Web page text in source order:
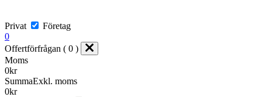
Privat
Företag
0
Offertförfrågan ( 0 )
Moms
0kr
SummaExkl. moms
0kr